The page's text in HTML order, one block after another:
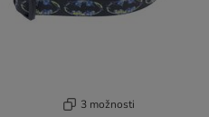
3 možnosti